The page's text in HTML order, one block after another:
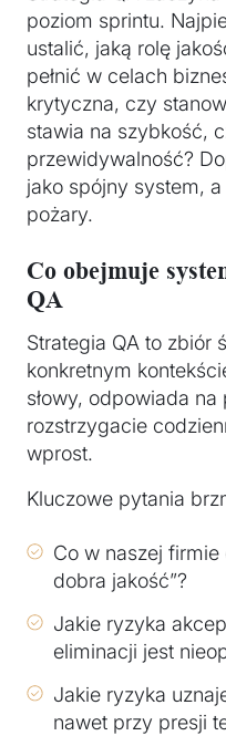
poziom sprintu.
ustalić, jaką rolę
pełnić w celach
krytyczna, czy
stawia na szybkość,
przewidywalność?
jako spójny system,
pożary.
Co obejmuje
QA
Strategia QA to zbiór
konkretnym
słowy, odpowiada
rozstrzygacie
wprost.
Kluczowe pytania
Co w naszej
dobra jakość”?
Jakie ryzyka
eliminacji jest
Jakie ryzyka
nawet przy presji